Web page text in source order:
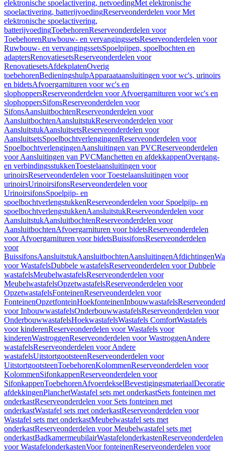
elektronische spoelactivering, netvoedingMet elektronische
spoelactivering, batterijvoedingReserveonderdelen voor Met
elektronische spoelactivering,
batterijvoedingToebehorenReserveonderdelen voor
ToebehorenRuwbouw- en vervangingssetsReserveonderdelen voor
Ruwbouw- en vervangingssetsSpoelpijpen, spoelbochten en
adaptersRenovatiesetsReserveonderdelen voor
RenovatiesetsAfdekplatenOverig
toebehorenBedieningshulpApparaataansluitingen voor wc's, urinoirs
en bidetsAfvoergarnituren voor wc's en
slophoppersReserveonderdelen voor Afvoergarnituren voor wc's en
slophoppersSifonsReserveonderdelen voor
SifonsAansluitbochtenReserveonderdelen voor
AansluitbochtenAansluitstukReserveonderdelen voor
AansluitstukAansluitsetsReserveonderdelen voor
AansluitsetsSpoelbochtverlengingenReserveonderdelen voor
SpoelbochtverlengingenAansluitingen van PVCReserveonderdelen
voor Aansluitingen van PVCManchetten en afdekkappenOvergang-
en verbindingsstukkenToestelaansluitingen voor
urinoirsReserveonderdelen voor Toestelaansluitingen voor
urinoirsUrinoirsifonsReserveonderdelen voor
UrinoirsifonsSpoelpijp- en
spoelbochtverlengstukkenReserveonderdelen voor Spoelpijp- en
spoelbochtverlengstukkenAansluitstukReserveonderdelen voor
AansluitstukAansluitbochtenReserveonderdelen voor
AansluitbochtenAfvoergarnituren voor bidetsReserveonderdelen
voor Afvoergarnituren voor bidetsBuissifonsReserveonderdelen
voor
BuissifonsAansluitstukAansluitbochtenAansluitingenAfdichtingen
voor WastafelsDubbele wastafelsReserveonderdelen voor Dubbele
wastafelsMeubelwastafelsReserveonderdelen voor
MeubelwastafelsOpzetwastafelsReserveonderdelen voor
OpzetwastafelsFonteinenReserveonderdelen voor
FonteinenOpzetfonteinHoekfonteinenInbouwwastafels
voor InbouwwastafelsOnderbouwwastafelsReserveonderdelen voor
OnderbouwwastafelsHoekwastafelsWastafels ComfortWastafels
voor kinderenReserveonderdelen voor Wastafels voor
kinderenWastroggenReserveonderdelen voor WastroggenAndere
wastafelsReserveonderdelen voor Andere
wastafelsUitstortgootsteenReserveonderdelen voor
UitstortgootsteenToebehorenKolommenReserveonderdelen voor
KolommenSifonkappenReserveonderdelen voor
SifonkappenToebehorenAfvoerdekselBevestigingsmateriaal
afdekkingenPlanchetWastafel sets met onderkastSets fonteinen met
onderkastReserveonderdelen voor Sets fonteinen met
onderkastWastafel sets met onderkastReserveonderdelen voor
Wastafel sets met onderkastMeubelwastafel sets met
onderkastReserveonderdelen voor Meubelwastafel sets met
onderkastBadkamermeubilairWastafelonderkastenReserveonderdelen
voor WastafelonderkastenVoor fonteinenReserveonderdelen voor